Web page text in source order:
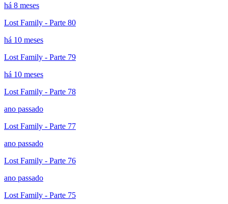
há 8 meses
Lost Family - Parte 80
há 10 meses
Lost Family - Parte 79
há 10 meses
Lost Family - Parte 78
ano passado
Lost Family - Parte 77
ano passado
Lost Family - Parte 76
ano passado
Lost Family - Parte 75